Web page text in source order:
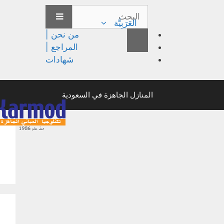
من نحن |
المراجع |
شهادات
العَرَبِيَّة
المنازل الجاهزة في السعودية